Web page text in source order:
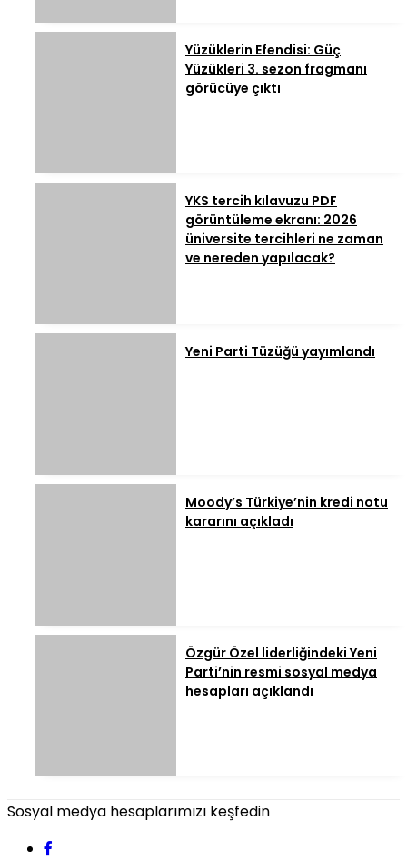
Yüzüklerin Efendisi: Güç
Yüzükleri 3. sezon fragmanı
görücüye çıktı
YKS tercih kılavuzu PDF
görüntüleme ekranı: 2026
üniversite tercihleri ne zaman
ve nereden yapılacak?
Yeni Parti Tüzüğü yayımlandı
Moody’s Türkiye’nin kredi notu
kararını açıkladı
Özgür Özel liderliğindeki Yeni
Parti’nin resmi sosyal medya
hesapları açıklandı
Sosyal medya hesaplarımızı keşfedin